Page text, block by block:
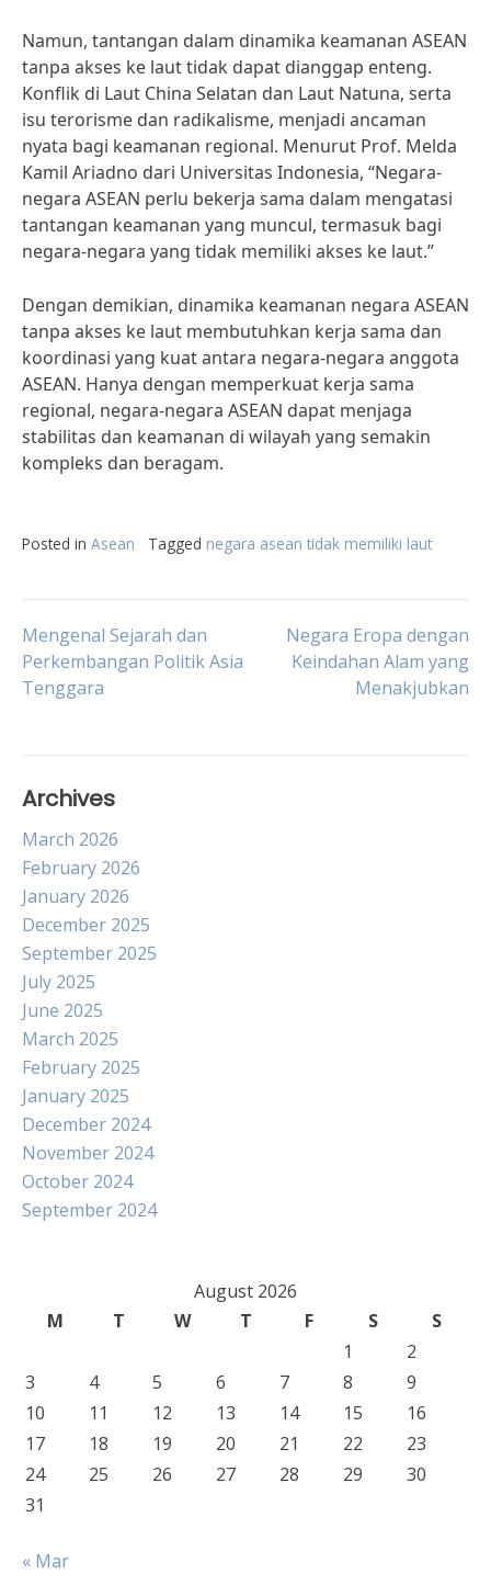
Namun, tantangan dalam dinamika keamanan ASEAN
tanpa akses ke laut tidak dapat dianggap enteng.
Konflik di Laut China Selatan dan Laut Natuna, serta
isu terorisme dan radikalisme, menjadi ancaman
nyata bagi keamanan regional. Menurut Prof. Melda
Kamil Ariadno dari Universitas Indonesia, “Negara-
negara ASEAN perlu bekerja sama dalam mengatasi
tantangan keamanan yang muncul, termasuk bagi
negara-negara yang tidak memiliki akses ke laut.”
Dengan demikian, dinamika keamanan negara ASEAN
tanpa akses ke laut membutuhkan kerja sama dan
koordinasi yang kuat antara negara-negara anggota
ASEAN. Hanya dengan memperkuat kerja sama
regional, negara-negara ASEAN dapat menjaga
stabilitas dan keamanan di wilayah yang semakin
kompleks dan beragam.
Posted in Asean Tagged negara asean tidak memiliki laut
Post
navigation
Mengenal Sejarah dan
Perkembangan Politik Asia
Tenggara
Negara Eropa dengan
Keindahan Alam yang
Menakjubkan
Archives
March 2026
February 2026
January 2026
December 2025
September 2025
July 2025
June 2025
March 2025
February 2025
January 2025
December 2024
November 2024
October 2024
September 2024
August 2026
M
T W T F S
S
1
2
3
4 5 6 7 8
9
10
11 12 13 14 15
16
17
18 19 20 21 22
23
24
25 26 27 28 29
30
31
« Mar